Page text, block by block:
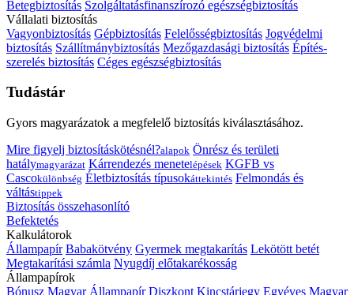
Betegbiztosítás Szolgáltatásfinanszírozó egészségbiztosítás
Vállalati biztosítás
Vagyonbiztosítás Gépbiztosítás Felelősségbiztosítás Jogvédelmi
biztosítás Szállítmánybiztosítás Mezőgazdasági biztosítás Építés-
szerelés biztosítás Céges egészségbiztosítás
Tudástár
Gyors magyarázatok a megfelelő biztosítás kiválasztásához.
Mire figyelj biztosításkötésnél?alapok Önrész és területi
hatálymagyarázat Kárrendezés menetelépések KGFB vs
Cascokülönbség Életbiztosítás típusokáttekintés Felmondás és
váltástippek
Biztosítás összehasonlító
Befektetés
Kalkulátorok
Állampapír Babakötvény Gyermek megtakarítás Lekötött betét
Megtakarítási számla Nyugdíj előtakarékosság
Állampapírok
Bónusz Magyar Állampapír Diszkont Kincstárjegy Egyéves Magyar